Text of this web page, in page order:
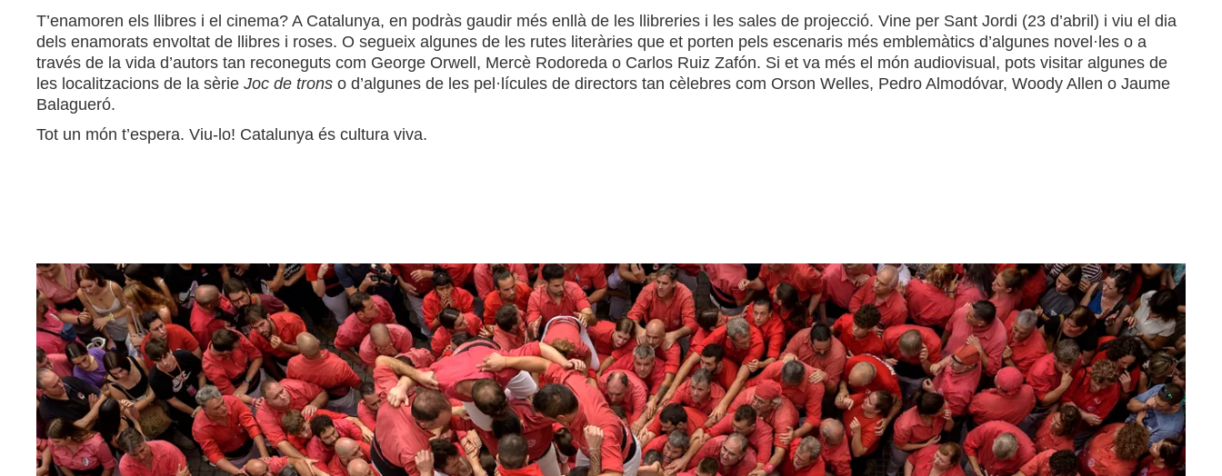
T’enamoren els llibres i el cinema? A Catalunya, en podràs gaudir més enllà de les llibreries i les sales de projecció. Vine per Sant Jordi (23 d’abril) i viu el dia
dels enamorats envoltat de llibres i roses. O segueix algunes de les rutes literàries que et porten pels escenaris més emblemàtics d’algunes novel·les o a
través de la vida d’autors tan reconeguts com George Orwell, Mercè Rodoreda o Carlos Ruiz Zafón. Si et va més el món audiovisual, pots visitar algunes de
les localitzacions de la sèrie Joc de trons o d’algunes de les pel·lícules de directors tan cèlebres com Orson Welles, Pedro Almodóvar, Woody Allen o Jaume
Balagueró.
Tot un món t’espera. Viu-lo! Catalunya és cultura viva.